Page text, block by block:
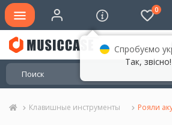
0
Клавишные инструменты Рояли
Спробуємо
Так, звісно!